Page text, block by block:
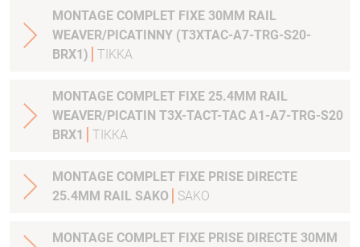
MONTAGE COMPLET FIXE 30MM RAIL
WEAVER/PICATINNY (T3XTAC-A7-TRG-S20-
BRX1)
TIKKA
MONTAGE COMPLET FIXE 25.4MM RAIL
WEAVER/PICATIN T3X-TACT-TAC A1-A7-TRG-S20
BRX1
TIKKA
MONTAGE COMPLET FIXE PRISE DIRECTE
25.4MM RAIL SAKO
SAKO
MONTAGE COMPLET FIXE PRISE DIRECTE 30MM